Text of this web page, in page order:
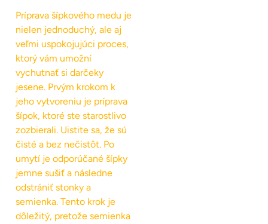
Príprava šípkového medu je
nielen jednoduchý, ale aj
veľmi uspokojujúci proces,
ktorý vám umožní
vychutnať si darčeky
jesene. Prvým krokom k
jeho vytvoreniu je príprava
šípok, ktoré ste starostlivo
zozbierali. Uistite sa, že sú
čisté a bez nečistôt. Po
umytí je odporúčané šípky
jemne sušiť a následne
odstrániť stonky a
semienka. Tento krok je
dôležitý, pretože semienka